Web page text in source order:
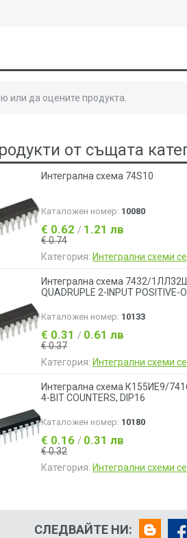
или да оцените продукта.
от същата
Интегрална схема 74S10
Каталожен номер: 10080
€ 0.62 / 1.21 лв
€ 0.74
Категория: Интегрални схеми
Интегрална схема 7432/
QUADRUPLE 2-INPUT POSITIVE-
Каталожен номер: 10133
€ 0.31 / 0.61 лв
€ 0.37
Категория: Интегрални схеми
Интегрална схема К155ИЕ9/
4-BIT COUNTERS, DIP16
Каталожен номер: 10180
€ 0.16 / 0.31 лв
€ 0.32
Категория: Интегрални схеми
СЛЕДВАЙТЕ НИ: